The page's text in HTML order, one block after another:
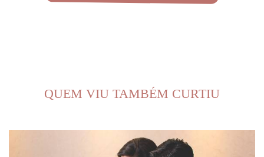
QUEM VIU TAMBÉM CURTIU